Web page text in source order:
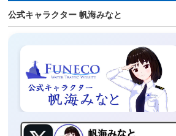
公式キャラクター 帆海みなと